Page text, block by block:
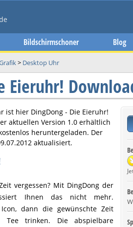
Bildschirmschoner Blog
> Desktop Uhr
Eieruhr!
ist hier DingDong - Die Eieruhr!
aktuellen Version 1.0 erhältlich
heruntergeladen. Der
aktualisiert.
vergessen? Mit DingDong der
Ihnen das nicht mehr.
dann die gewünschte Zeit
trinken. Die abspielbare